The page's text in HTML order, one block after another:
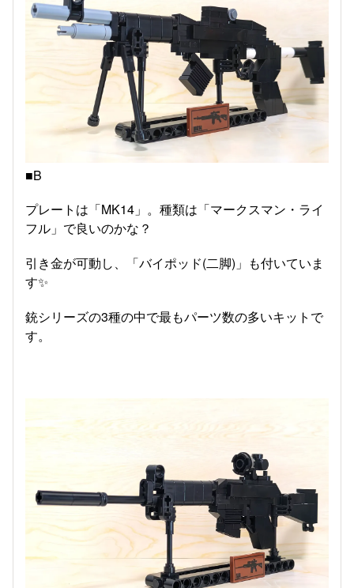
■B
プレートは「MK14」。種類は「マークスマン・ライ
フル」で良いのかな？
引き金が可動し、「バイポッド(二脚)」も付いていま
す✨️
銃シリーズの3種の中で最もパーツ数の多いキットで
す。